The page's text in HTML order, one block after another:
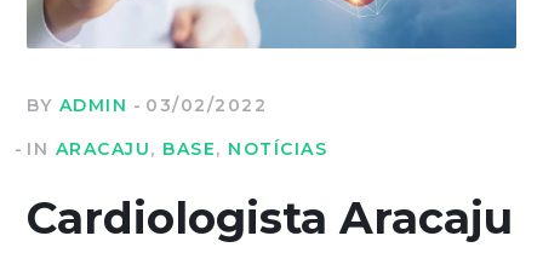
BY ADMIN
03/02/2022
IN ARACAJU, BASE, NOTÍCIAS
Cardiologista Aracaju